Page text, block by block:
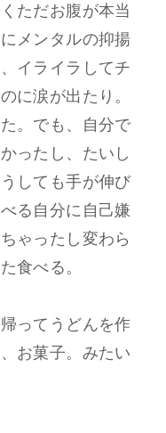
ただお腹が本当
メンタルの抑揚
イライラしてチ
に涙が出たり。
。でも、自分で
ったし、たいし
しても手が伸び
る自分に自己嫌
ゃったし変わら
食べる。
ってうどんを作
お菓子。みたい